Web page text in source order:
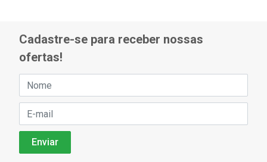
Cadastre-se para receber nossas
ofertas!